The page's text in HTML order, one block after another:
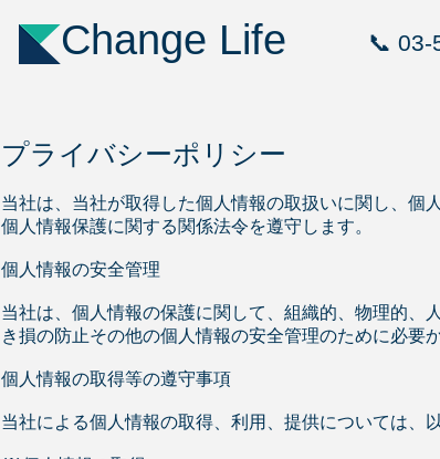
Change Life 📞 03-
プライバシーポリシー
当社は、当社が取得した個人情報の取扱いに関し、個
個人情報保護に関する関係法令を遵守します。
個人情報の安全管理
当社は、個人情報の保護に関して、組織的、物理的、
き損の防止その他の個人情報の安全管理のために必要
個人情報の取得等の遵守事項
当社による個人情報の取得、利用、提供については、